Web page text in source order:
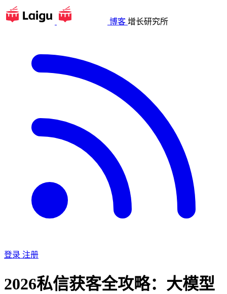
博客 增长研究所
登录 注册
2026私信获客全攻略：大模型